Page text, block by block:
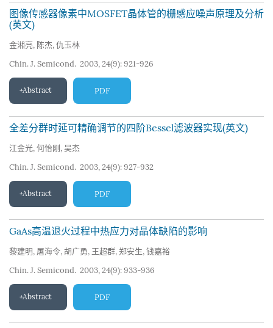
图像传感器像素中MOSFET晶体管的栅感应噪声原理及分析
(英文)
金湘亮, 陈杰, 仇玉林
Chin. J. Semicond. 2003, 24(9): 921-926
Abstract PDF
全差分群时延可精确调节的四阶Bessel滤波器实现(英文)
江金光, 何怡刚 , 吴杰
Chin. J. Semicond. 2003, 24(9): 927-932
Abstract PDF
GaAs高温退火过程中热应力对晶体缺陷的影响
黎建明 , 屠海令, 胡广勇, 王超群, 郑安生, 钱嘉裕
Chin. J. Semicond. 2003, 24(9): 933-936
Abstract PDF